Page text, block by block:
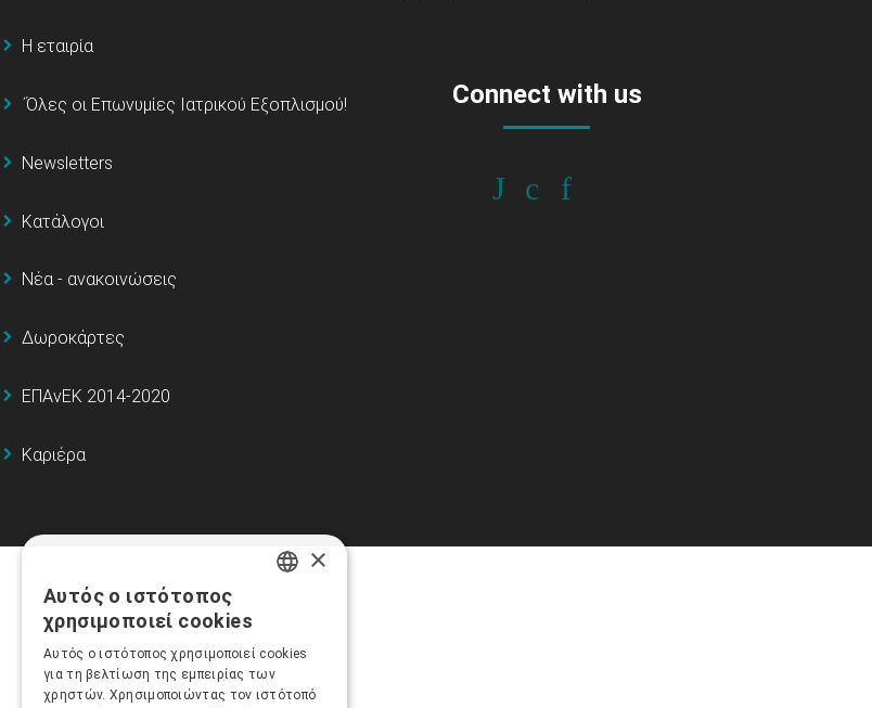
Η εταιρία
΄Όλες οι Επωνυμίες Ιατρικού Εξοπλισμού!
Newsletters
Κατάλογοι
Νέα - ανακοινώσεις
Δωροκάρτες
ΕΠΑνΕΚ 2014-2020
Καριέρα
Connect with us
×
Αυτός ο ιστότοπος
χρησιμοποιεί cookies
Αυτός ο ιστότοπος χρησιμοποιεί cookies
για τη βελτίωση της εμπειρίας των
χρηστών. Χρησιμοποιώντας τον ιστότοπό